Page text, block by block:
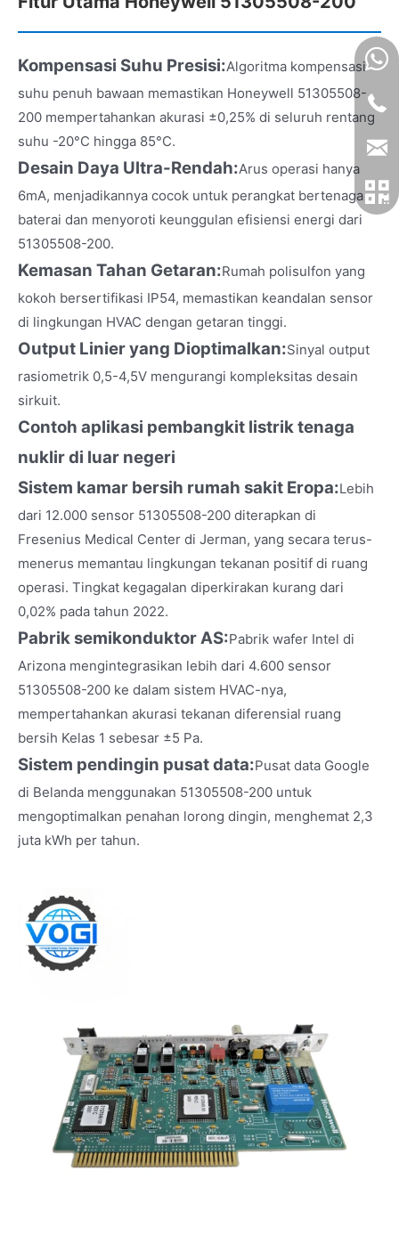
Kompensasi Suhu Presisi:Algoritma kompensasi
suhu penuh bawaan memastikan Honeywell 51305508-
200 mempertahankan akurasi ±0,25% di seluruh rentang
suhu -20°C hingga 85°C.
Desain Daya Ultra-Rendah:Arus operasi hanya
6mA, menjadikannya cocok untuk perangkat bertenaga
baterai dan menyoroti keunggulan efisiensi energi dari
51305508-200.
Kemasan Tahan Getaran:Rumah polisulfon yang
kokoh bersertifikasi IP54, memastikan keandalan sensor
di lingkungan HVAC dengan getaran tinggi.
Output Linier yang Dioptimalkan:Sinyal output
rasiometrik 0,5-4,5V mengurangi kompleksitas desain
sirkuit.
Contoh aplikasi pembangkit listrik tenaga
nuklir di luar negeri
Sistem kamar bersih rumah sakit Eropa:Lebih
dari 12.000 sensor 51305508-200 diterapkan di
Fresenius Medical Center di Jerman, yang secara terus-
menerus memantau lingkungan tekanan positif di ruang
operasi. Tingkat kegagalan diperkirakan kurang dari
0,02% pada tahun 2022.
Pabrik semikonduktor AS:Pabrik wafer Intel di
Arizona mengintegrasikan lebih dari 4.600 sensor
51305508-200 ke dalam sistem HVAC-nya,
mempertahankan akurasi tekanan diferensial ruang
bersih Kelas 1 sebesar ±5 Pa.
Sistem pendingin pusat data:Pusat data Google
di Belanda menggunakan 51305508-200 untuk
mengoptimalkan penahan lorong dingin, menghemat 2,3
juta kWh per tahun.